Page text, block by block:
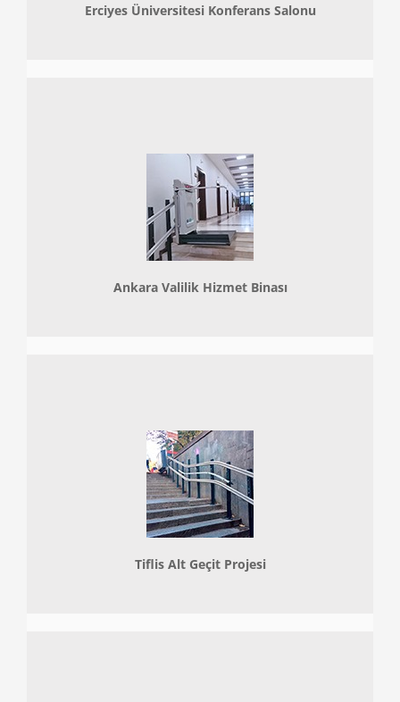
Erciyes Üniversitesi Konferans Salonu
Ankara Valilik Hizmet Binası
Tiflis Alt Geçit Projesi